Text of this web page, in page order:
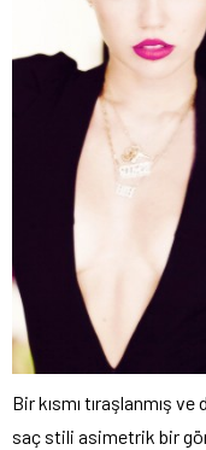
Bir kısmı tıraşlanmış
saç stili asimetrik bir